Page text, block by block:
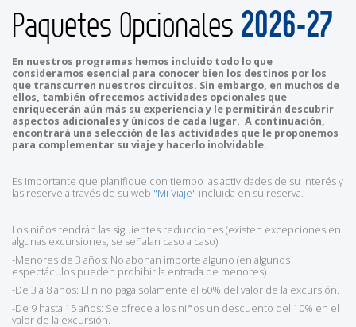
Paquetes Opcionales 2026-27
En nuestros programas hemos incluido todo lo que
consideramos esencial para conocer bien los destinos por los
que transcurren nuestros circuitos. Sin embargo, en muchos de
ellos, también ofrecemos actividades opcionales que
enriquecerán aún más su experiencia y le permitirán descubrir
aspectos adicionales y únicos de cada lugar. A continuación,
encontrará una selección de las actividades que le proponemos
para complementar su viaje y hacerlo inolvidable.
Es importante que planifique con tiempo las actividades de su interés y
las reserve a través de su web "Mi Viaje" incluida en su reserva.
Los niños tendrán las siguientes reducciones (existen excepciones en
algunas excursiones, se señalan caso a caso):
-Menores de 3 años: No abonan importe alguno (en algunos
espectáculos pueden prohibir la entrada de menores).
-De 3 a 8 años: El niño paga solamente el 60% del valor de la excursión.
-De 9 hasta 15 años: Se ofrece a los niños un descuento del 10% en el
valor de la excursión.